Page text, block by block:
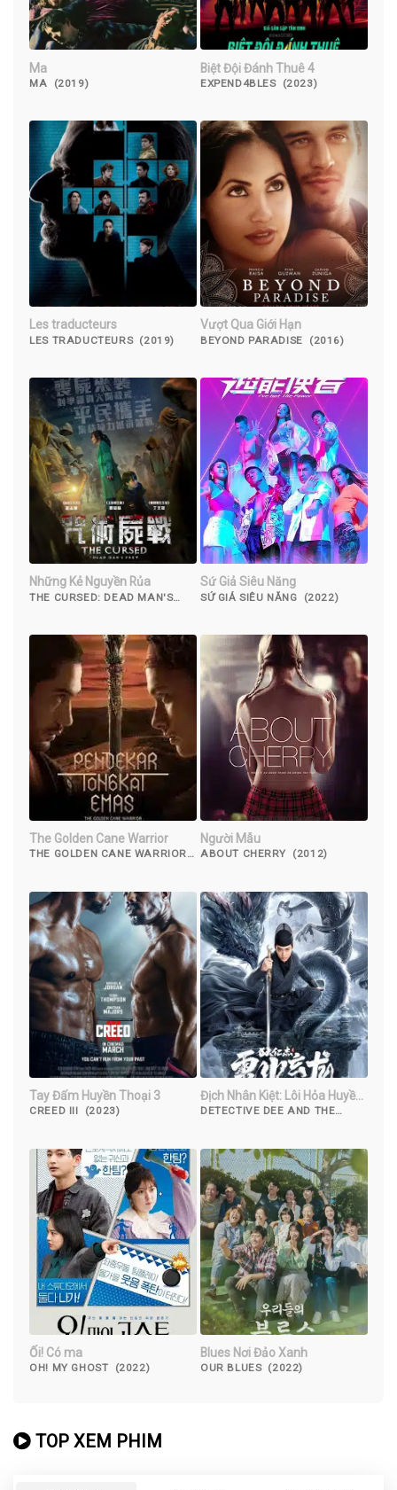
Ma
MA (2019)
Biệt Đội Đánh Thuê 4
EXPEND4BLES (2023)
Les traducteurs
LES TRADUCTEURS (2019)
Vượt Qua Giới Hạn
BEYOND PARADISE (2016)
Những Kẻ Nguyền Rủa
THE CURSED: DEAD MAN'S
Sứ Giả Siêu Năng
SỨ GIẢ SIÊU NĂNG (2022)
The Golden Cane Warrior
THE GOLDEN CANE WARRIOR
Người Mẫu
ABOUT CHERRY (2012)
Tay Đấm Huyền Thoại 3
CREED III (2023)
Địch Nhân Kiệt: Lôi Hỏa Huyền
Long
DETECTIVE DEE AND THE
Ối! Có ma
OH! MY GHOST (2022)
Blues Nơi Đảo Xanh
OUR BLUES (2022)
TOP XEM PHIM